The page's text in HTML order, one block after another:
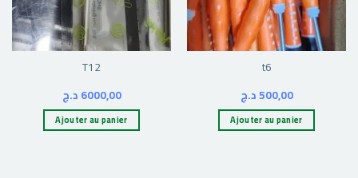
T12
6000,00د.ج
Ajouter au panier
t6
500,00د.ج
Ajouter au panier